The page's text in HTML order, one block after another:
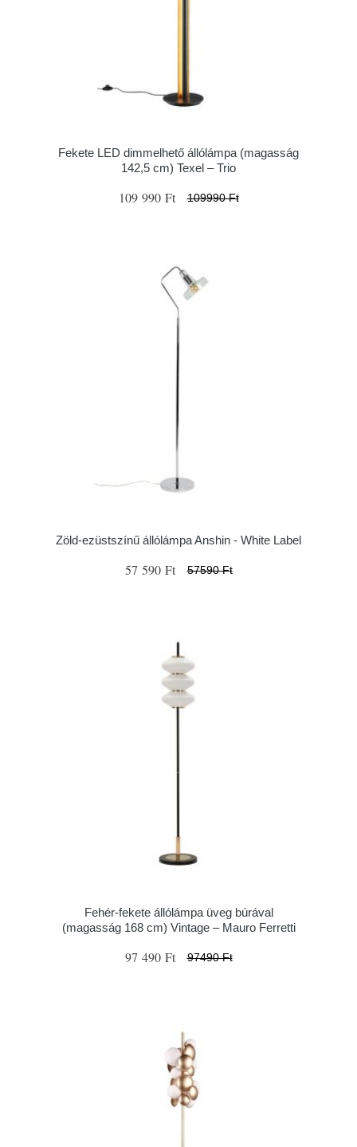
Fekete LED dimmelhető állólámpa (magasság
142,5 cm) Texel – Trio
109 990 Ft 109990 Ft
Zöld-ezüstszínű állólámpa Anshin - White Label
57 590 Ft 57590 Ft
Fehér-fekete állólámpa üveg búrával
(magasság 168 cm) Vintage – Mauro Ferretti
97 490 Ft 97490 Ft